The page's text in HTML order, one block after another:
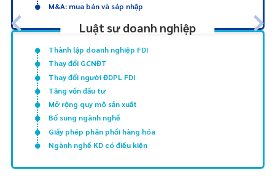
M&A: mua bán và sáp nhập
Luật sư doanh nghiệp
Thành lập doanh nghiệp FDI
Thay đổi GCNĐT
Thay đổi người ĐDPL FDI
Tăng vốn đầu tư
Mở rộng quy mô sản xuất
Bổ sung ngành nghề
Giấy phép phân phối hàng hóa
Ngành nghề KD có điều kiện